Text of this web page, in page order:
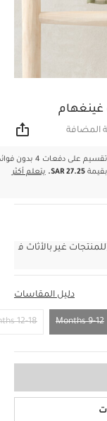
المضافة
تقسيم على دفعات 4 بدون
بقيمةSAR 27.25. يتعلم أكثر
التي تزيد عن 400 ر.س (للمنتجات غير بالأثاث ف
دليل المقاسات
9-12 Months
12-18 Months